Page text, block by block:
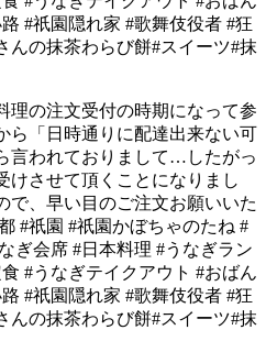
理の注文受付の時期になって参
ら「日時通りに配達出来ない可
言われておりまして…したがっ
けさせて頂くことになりまし
で、早い目のご注文お願いいた
#祇園 #祇園かぼちゃのたね #
ぎ会席 #日本料理 #うなぎラン
#うなぎテイクアウト #おばん
#祇園隠れ家 #歌舞伎役者 #狂
んの抹茶わらび餅#スイーツ#抹